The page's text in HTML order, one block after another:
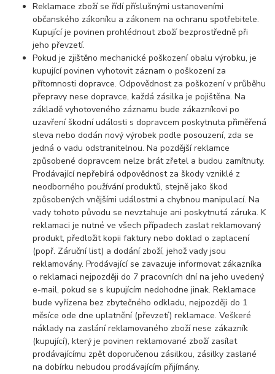
Reklamace zboží se řídí příslušnými ustanoveními
občanského zákoníku a zákonem na ochranu spotřebitele.
Kupující je povinen prohlédnout zboží bezprostředně při
jeho převzetí.
Pokud je zjištěno mechanické poškození obalu výrobku, je
kupující povinen vyhotovit záznam o poškození za
přítomnosti dopravce. Odpovědnost za poškození v průběhu
přepravy nese dopravce, každá zásilka je pojištěna. Na
základě vyhotoveného záznamu bude zákazníkovi po
uzavření škodní události s dopravcem poskytnuta přiměřená
sleva nebo dodán nový výrobek podle posouzení, zda se
jedná o vadu odstranitelnou. Na pozdější reklamce
způsobené dopravcem nelze brát zřetel a budou zamítnuty.
Prodávající nepřebírá odpovědnost za škody vzniklé z
neodborného používání produktů, stejně jako škod
způsobených vnějšími událostmi a chybnou manipulací. Na
vady tohoto původu se nevztahuje ani poskytnutá záruka. K
reklamaci je nutné ve všech případech zaslat reklamovaný
produkt, předložit kopii faktury nebo doklad o zaplacení
(popř. Záruční list) a dodání zboží, jehož vady jsou
reklamovány. Prodávající se zavazuje informovat zákazníka
o reklamaci nejpozději do 7 pracovních dní na jeho uvedený
e-mail, pokud se s kupujícím nedohodne jinak. Reklamace
bude vyřízena bez zbytečného odkladu, nejpozději do 1
měsíce ode dne uplatnění (převzetí) reklamace. Veškeré
náklady na zaslání reklamovaného zboží nese zákazník
(kupující), který je povinen reklamované zboží zasílat
prodávajícímu zpět doporučenou zásilkou, zásilky zaslané
na dobírku nebudou prodávajícím přijímány.